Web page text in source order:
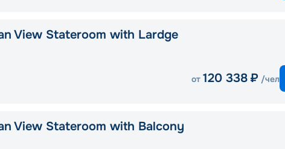
View Stateroom with Lardge
от 120 338 ₽ /чел
View Stateroom with Balcony